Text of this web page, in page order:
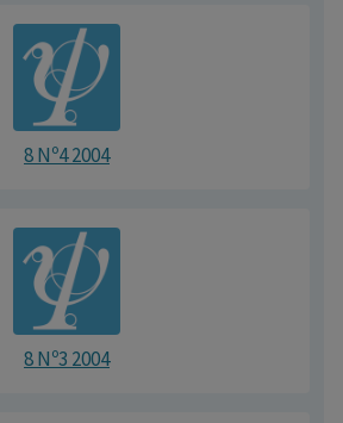
8 Nº4 2004
8 Nº3 2004